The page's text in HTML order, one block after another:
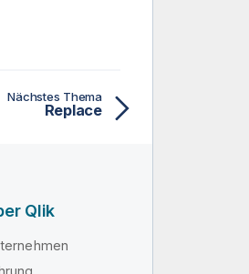
Nächstes Thema
Replace
Qlik